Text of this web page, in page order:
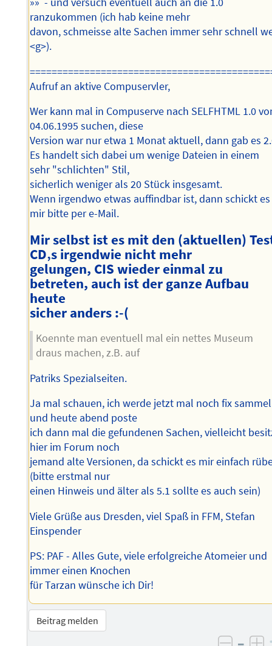
ranzukommen (ich hab keine mehr
davon, schmeisse alte Sachen immer sehr schnell
<g>).
Aufruf an aktive Compuservler,
Wer kann mal in Compuserve nach SELFHTML 1.0
04.06.1995 suchen, diese
Version war nur etwa 1 Monat aktuell, dann gab es
Es handelt sich dabei um wenige Dateien in einem
sehr "schlichten" Stil,
sicherlich weniger als 20 Stück insgesamt.
Wenn irgendwo etwas auffindbar ist, dann schickt es
mir bitte per e-Mail.
Mir selbst ist es mit den (aktuellen)
CD‚s irgendwie nicht mehr
gelungen, CIS wieder einmal zu
betreten, auch ist der ganze Aufbau
heute
sicher anders :-(
Koennte man eventuell mal ein nettes Museum
draus machen, z.B. auf
Patriks Spezialseiten.
Ja mal schauen, ich werde jetzt mal noch fix
und heute abend poste
ich dann mal die gefundenen Sachen, vielleicht
hier im Forum noch
jemand alte Versionen, da schickt es mir einfach
(bitte erstmal nur
einen Hinweis und älter als 5.1 sollte es auch sein)
Viele Grüße aus Dresden, viel Spaß in FFM, Stefan
Einspender
PS: PAF - Alles Gute, viele erfolgreiche Atomeier und
immer einen Knochen
für Tarzan wünsche ich Dir!
Beitrag melden